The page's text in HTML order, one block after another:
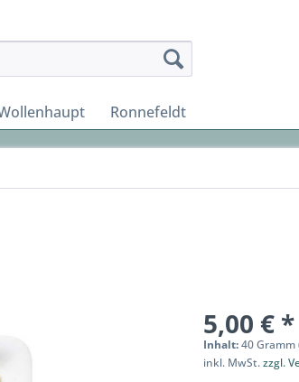
Ronnefeldt
5,00 € *
Inhalt:40 Gramm
inkl. MwSt.zzgl.